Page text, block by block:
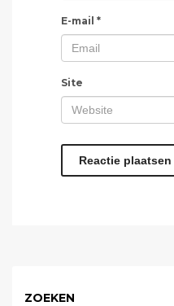
E-mail *
Site
ZOEKEN